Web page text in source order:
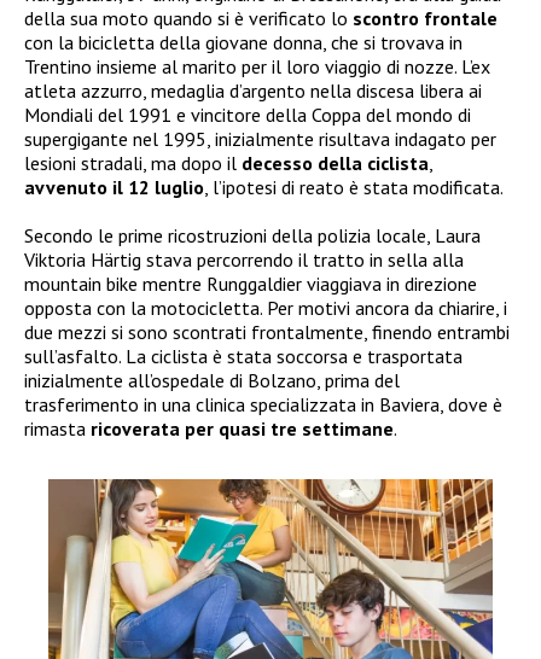
della sua moto quando si è verificato lo scontro frontale
con la bicicletta della giovane donna, che si trovava in
Trentino insieme al marito per il loro viaggio di nozze. L’ex
atleta azzurro, medaglia d’argento nella discesa libera ai
Mondiali del 1991 e vincitore della Coppa del mondo di
supergigante nel 1995, inizialmente risultava indagato per
lesioni stradali, ma dopo il decesso della ciclista,
avvenuto il 12 luglio, l’ipotesi di reato è stata modificata.
Secondo le prime ricostruzioni della polizia locale, Laura
Viktoria Härtig stava percorrendo il tratto in sella alla
mountain bike mentre Runggaldier viaggiava in direzione
opposta con la motocicletta. Per motivi ancora da chiarire, i
due mezzi si sono scontrati frontalmente, finendo entrambi
sull’asfalto. La ciclista è stata soccorsa e trasportata
inizialmente all’ospedale di Bolzano, prima del
trasferimento in una clinica specializzata in Baviera, dove è
rimasta ricoverata per quasi tre settimane.